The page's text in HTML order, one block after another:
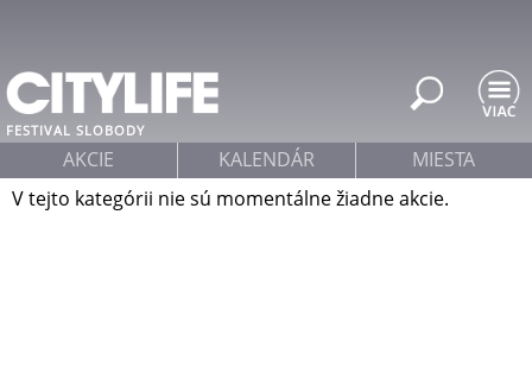
FESTIVAL SLOBODY
V tejto kategórii nie sú momentálne žiadne akcie.
AKCIE KALENDÁR MIESTA